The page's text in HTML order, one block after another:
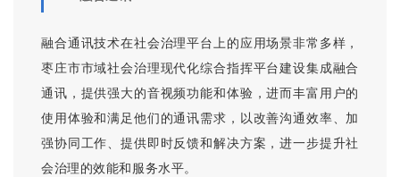
▲快速接口配置工具
融合通讯